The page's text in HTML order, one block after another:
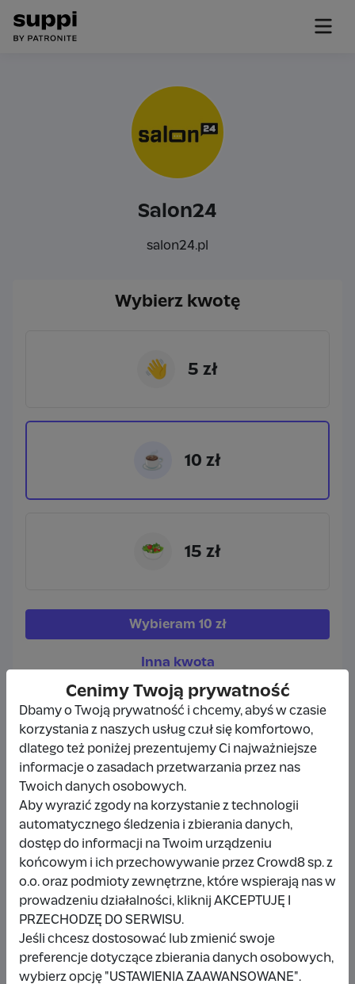
Salon24
salon24.pl
Wybierz kwotę
👋 5 zł
☕ 10 zł
🥗 15 zł
Wybieram 10 zł
Inna kwota
Udostępnij Zgłoś
Wpłacający/a
Wpłata anonimowa
10 zł miesiąc temu
Cenimy Twoją prywatność
Dbamy o Twoją prywatność i chcemy, abyś w czasie
korzystania z naszych usług czuł się komfortowo,
dlatego też poniżej prezentujemy Ci najważniejsze
informacje o zasadach przetwarzania przez nas
Twoich danych osobowych.
Aby wyrazić zgody na korzystanie z technologii
automatycznego śledzenia i zbierania danych,
dostęp do informacji na Twoim urządzeniu
końcowym i ich przechowywanie przez Crowd8 sp. z
o.o. oraz podmioty zewnętrzne, które wspierają nas w
prowadzeniu działalności, kliknij AKCEPTUJĘ I
PRZECHODZĘ DO SERWISU.
Jeśli chcesz dostosować lub zmienić swoje
preferencje dotyczące zbierania danych osobowych,
wybierz opcję "USTAWIENIA ZAAWANSOWANE".